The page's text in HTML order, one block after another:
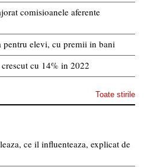
comisioanele aferente
pentru elevi, cu premii in bani
cu 14% in 2022
Toate stirile
ce il influenteaza, explicat de